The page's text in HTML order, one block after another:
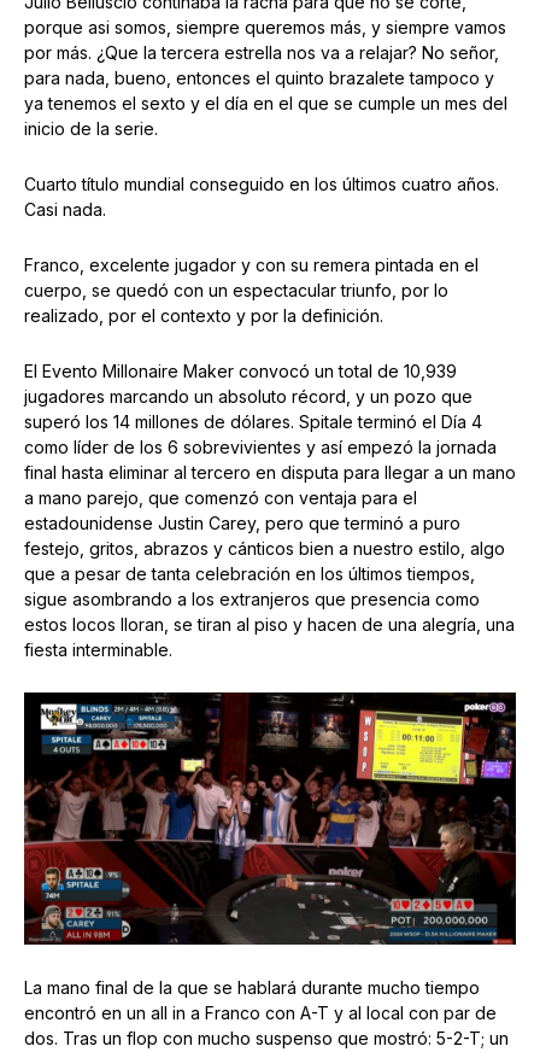
porque asi somos, siempre queremos más, y siempre vamos
por más. ¿Que la tercera estrella nos va a relajar? No señor,
para nada, bueno, entonces el quinto brazalete tampoco y
ya tenemos el sexto y el día en el que se cumple un mes del
inicio de la serie.
Cuarto título mundial conseguido en los últimos cuatro años.
Casi nada.
Franco, excelente jugador y con su remera pintada en el
cuerpo, se quedó con un espectacular triunfo, por lo
realizado, por el contexto y por la definición.
El Evento Millonaire Maker convocó un total de 10,939
jugadores marcando un absoluto récord, y un pozo que
superó los 14 millones de dólares. Spitale terminó el Día 4
como líder de los 6 sobrevivientes y así empezó la jornada
final hasta eliminar al tercero en disputa para llegar a un mano
a mano parejo, que comenzó con ventaja para el
estadounidense Justin Carey, pero que terminó a puro
festejo, gritos, abrazos y cánticos bien a nuestro estilo, algo
que a pesar de tanta celebración en los últimos tiempos,
sigue asombrando a los extranjeros que presencia como
estos locos lloran, se tiran al piso y hacen de una alegría, una
fiesta interminable.
La mano final de la que se hablará durante mucho tiempo
encontró en un all in a Franco con A-T y al local con par de
dos. Tras un flop con mucho suspenso que mostró: 5-2-T; un